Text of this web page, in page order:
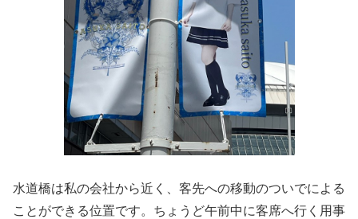
水道橋は私の会社から近く、客先への移動のついでによる
ことができる位置です。ちょうど午前中に客席へ行く用事